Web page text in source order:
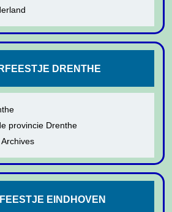
DRENTHE
provincie Drenthe
EINDHOVEN